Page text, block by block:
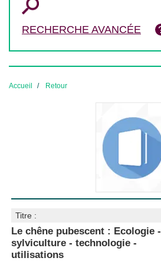
RECHERCHE AVANCÉE
Accueil Retour
Titre :
Le chêne pubescent : Ecologie -
sylviculture - technologie -
utilisations